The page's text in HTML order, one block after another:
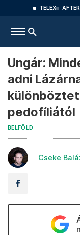
TELEX AFTER
Ungár:
adni
pedofíliától
BELFÖLD
Cseke